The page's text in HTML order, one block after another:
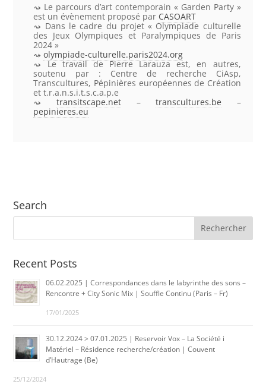
Le parcours d’art contemporain « Garden Party »
est un évènement proposé par CASOART
Dans le cadre du projet « Olympiade culturelle
des Jeux Olympiques et Paralympiques de Paris
2024 »
olympiade-culturelle.paris2024.org
Le travail de Pierre Larauza est, en autres,
soutenu par : Centre de recherche CiAsp,
Transcultures, Pépinières européennes de Création
et t.r.a.n.s.i.t.s.c.a.p.e
transitscape.net–transcultures.be –
pepinieres.eu
Search
Recent Posts
06.02.2025 | Correspondances dans le labyrinthe des sons –
Rencontre + City Sonic Mix | Souffle Continu (Paris – Fr)
17/01/2025
30.12.2024 > 07.01.2025 | Reservoir Vox – La Société i
Matériel – Résidence recherche/création | Couvent
d’Hautrage (Be)
25/12/2024